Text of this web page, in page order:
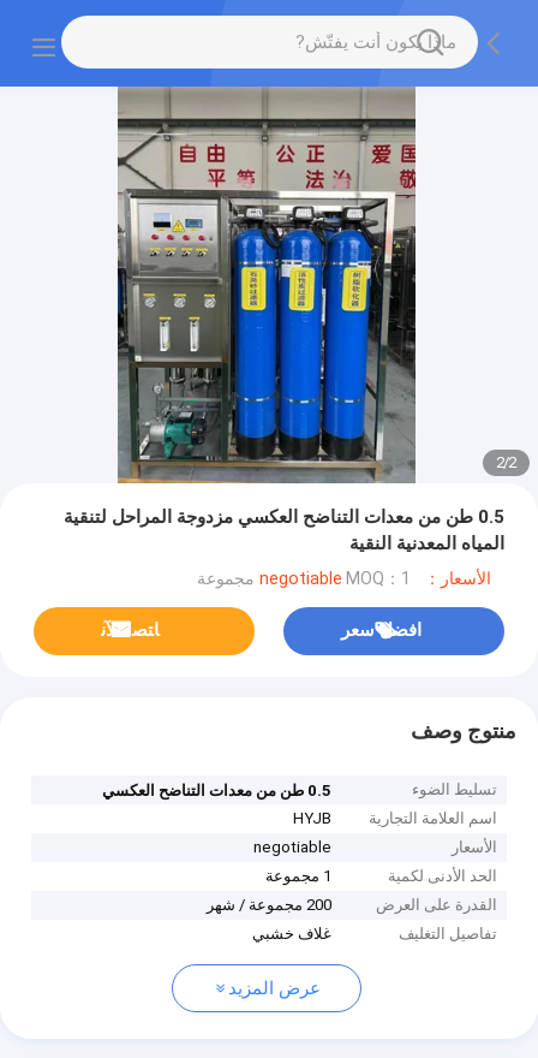
2
/
2
0.5 طن من معدات التناضح العكسي مزدوجة المراحل لتنقية
المياه المعدنية النقية
الأسعار：negotiable MOQ：1 مجموعة
افضل سعر ﺎﺘﺼﻟ ﺍﻶﻧ
منتوج وصف
تسليط الضوء
0.5 طن من معدات التناضح العكسي
اسم العلامة التجارية
HYJB
الأسعار
negotiable
الحد الأدنى لكمية
1 مجموعة
القدرة على العرض
200 مجموعة / شهر
تفاصيل التغليف
غلاف خشبي
عرض المزيد